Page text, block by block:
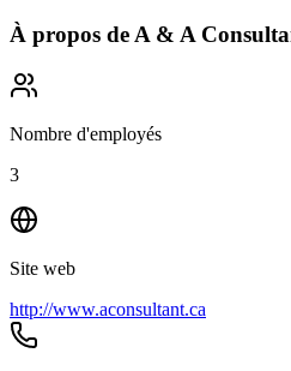
À propos de A & A
Nombre d'employés
3
Site web
http://www.aconsultant.ca